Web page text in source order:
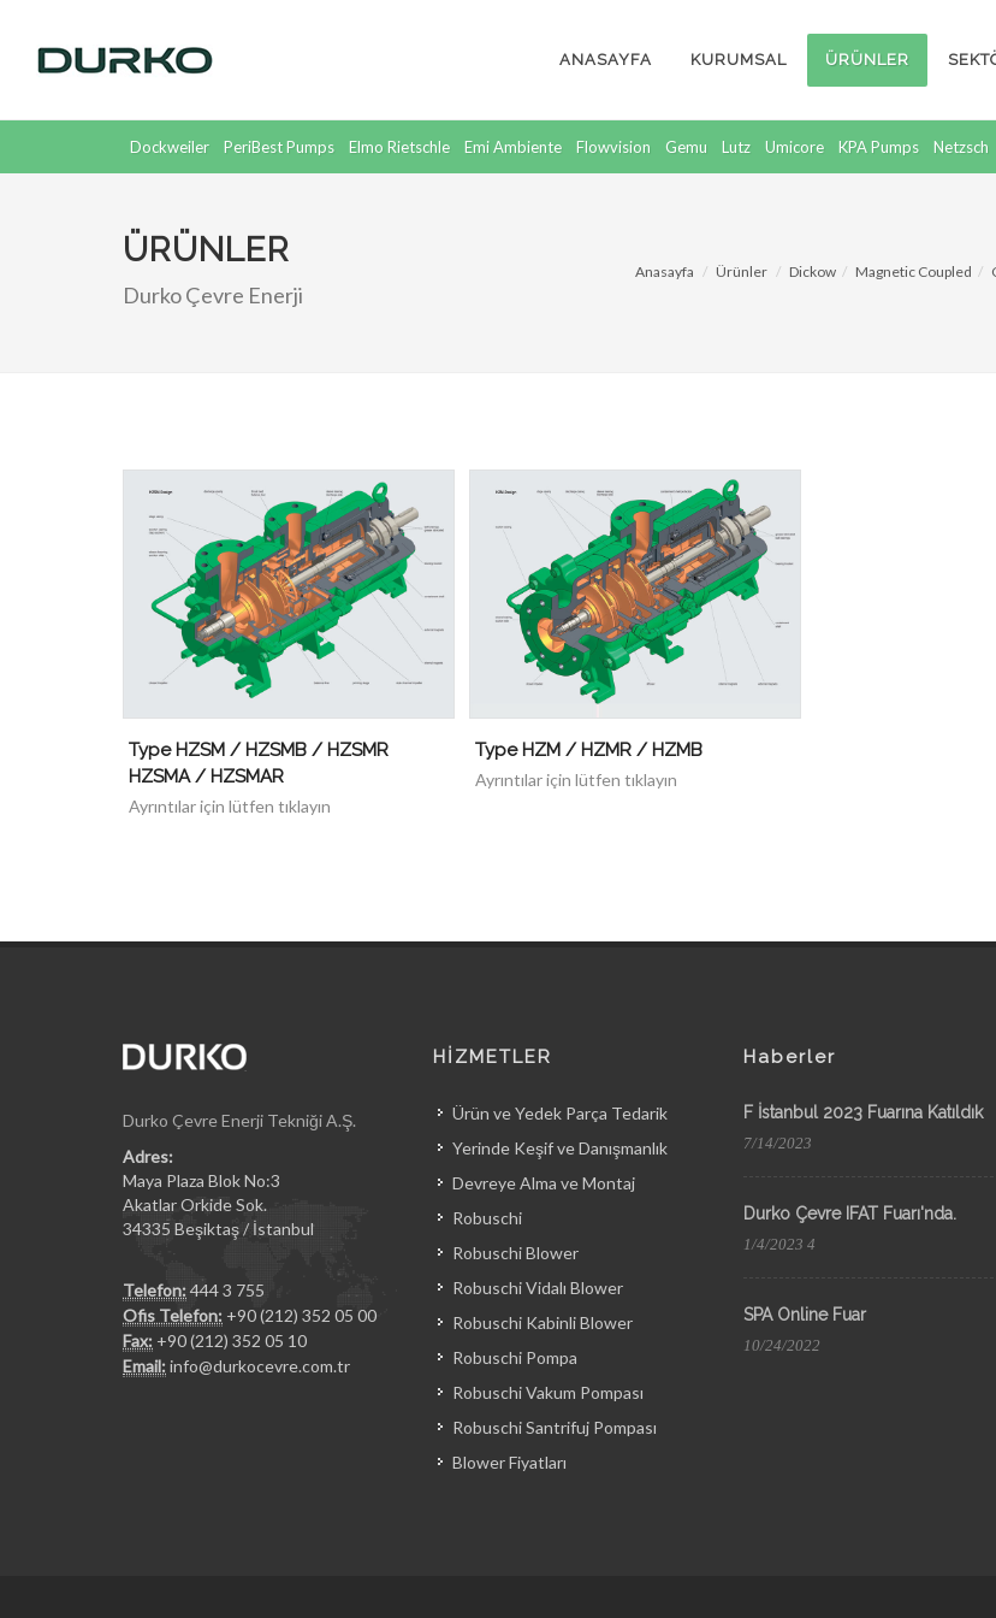
ANASAYFA KURUMSAL ÜRÜNLER
Dockweiler PeriBest Pumps Elmo Rietschle Emi Ambiente Flowvision Gemu Lutz Umicore KPA Pumps Netzsch
ÜRÜNLER
Durko Çevre Enerji
Anasayfa Ürünler Dickow Magnetic Coupled
Type HZSM / HZSMB / HZSMR
HZSMA / HZSMAR
Ayrıntılar için lütfen tıklayın
Type HZM / HZMR / HZMB
Ayrıntılar için lütfen tıklayın
Durko Çevre Enerji Tekniği A.Ş.
Adres:
Maya Plaza Blok No:3
Akatlar Orkide Sok.
34335 Beşiktaş / İstanbul
Telefon:444 3 755
Ofis Telefon: +90 (212) 352 05 00
Fax: +90 (212) 352 05 10
Email: info@durkocevre.com.tr
HİZMETLER
Ürün ve Yedek Parça Tedarik
Yerinde Keşif ve Danışmanlık
Devreye Alma ve Montaj
Robuschi
Robuschi Blower
Robuschi Vidalı Blower
Robuschi Kabinli Blower
Robuschi Pompa
Robuschi Vakum Pompası
Robuschi Santrifuj Pompası
Blower Fiyatları
Haberler
F İstanbul 2023 Fuarına Katıldık
7/14/2023
Durko Çevre IFAT Fuarı'nda.
1/4/2023 4
SPA Online Fuar
10/24/2022